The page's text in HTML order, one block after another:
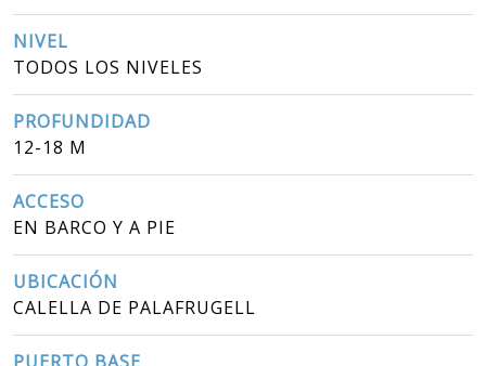
NIVEL
TODOS LOS NIVELES
PROFUNDIDAD
12-18 M
ACCESO
EN BARCO Y A PIE
UBICACIÓN
CALELLA DE PALAFRUGELL